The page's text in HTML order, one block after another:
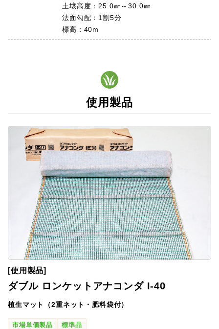
土壌高度：25.0㎜～30.0㎜
法面勾配：1割5分
標高：40m
使用製品
[使用製品]
ダブル ロンケットアナコンダ I-40
植生マット（2重ネット・肥料袋付）
市場単価製品 標準品